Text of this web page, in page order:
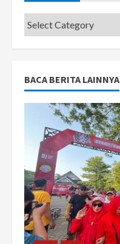
Categories
BACA BERITA LAINNYA